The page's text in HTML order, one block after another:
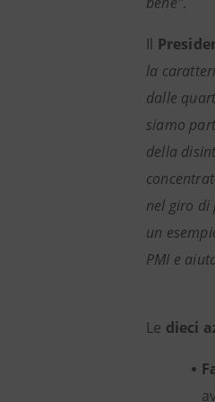
Il
la
dalle
siamo
della
nel giro di
un
PMI e
Le dieci